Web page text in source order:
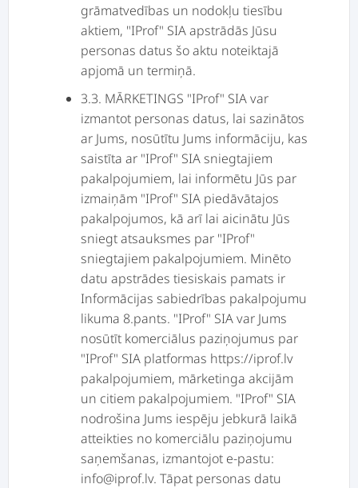
grāmatvedības un nodokļu tiesību
aktiem, "IProf" SIA apstrādās Jūsu
personas datus šo aktu noteiktajā
apjomā un termiņā.
3.3. MĀRKETINGS "IProf" SIA var
izmantot personas datus, lai sazinātos
ar Jums, nosūtītu Jums informāciju, kas
saistīta ar "IProf" SIA sniegtajiem
pakalpojumiem, lai informētu Jūs par
izmaiņām "IProf" SIA piedāvātajos
pakalpojumos, kā arī lai aicinātu Jūs
sniegt atsauksmes par "IProf"
sniegtajiem pakalpojumiem. Minēto
datu apstrādes tiesiskais pamats ir
Informācijas sabiedrības pakalpojumu
likuma 8.pants. "IProf" SIA var Jums
nosūtīt komerciālus paziņojumus par
"IProf" SIA platformas https://iprof.lv
pakalpojumiem, mārketinga akcijām
un citiem pakalpojumiem. "IProf" SIA
nodrošina Jums iespēju jebkurā laikā
atteikties no komerciālu paziņojumu
saņemšanas, izmantojot e-pastu:
info@iprof.lv. Tāpat personas datu